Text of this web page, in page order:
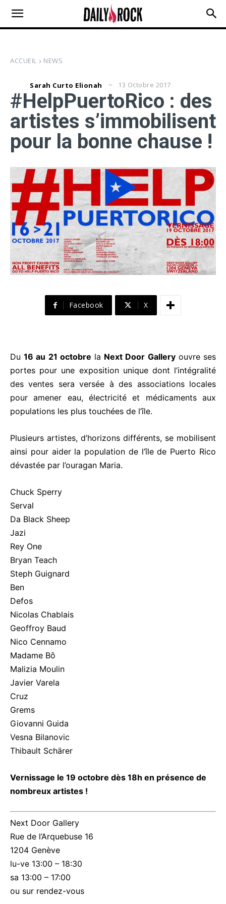
ACCUEIL NEWS
Sarah Curto Elionah 13 Octobre 2017
#HelpPuertoRico : des
artistes s’immobilisent
pour la bonne chause !
Facebook X
Du16 au 21 octobre la Next Door Galleryouvre ses
portes pour une exposition unique dont l’intégralité
des ventes sera versée à des associations locales
pour amener eau, électricité et médicaments aux
populations les plus touchées de l’île.
Plusieurs artistes, d’horizons différents, se mobilisent
ainsi pour aider la population de l’île de Puerto Rico
dévastée par l’ouragan Maria.
Chuck Sperry
Serval
Da Black Sheep
Jazi
Rey One
Bryan Teach
Steph Guignard
Ben
Defos
Nicolas Chablais
Geoffroy Baud
Nico Cennamo
Madame Bô
Malizia Moulin
Javier Varela
Cruz
Grems
Giovanni Guida
Vesna Bilanovic
Thibault Schärer
Vernissage le 19 octobre dès 18h en présence de
nombreux artistes !
Next Door Gallery
Rue de l’Arquebuse 16
1204 Genève
lu-ve 13:00 – 18:30
sa 13:00 – 17:00
ou sur rendez-vous